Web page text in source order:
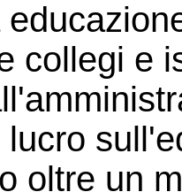
collegi e
oltre un